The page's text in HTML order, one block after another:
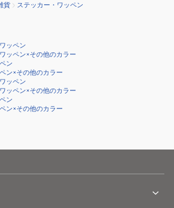
貨 ステッカー・ワッペン
ッペン
ッペン×その他のカラー
ン
ン×その他のカラー
ッペン
ッペン×その他のカラー
ン
ン×その他のカラー